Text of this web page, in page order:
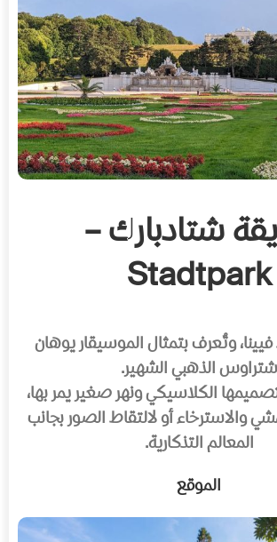
شتادبارك –
Stadtpark
وتُعرف بتمثال الموسيقار يوهان
شتراوس الذهبي الشهير.
الكلاسيكي ونهر صغير يمر بها،
والاسترخاء أو لالتقاط الصور بجانب
المعالم التذكارية.
الموقع